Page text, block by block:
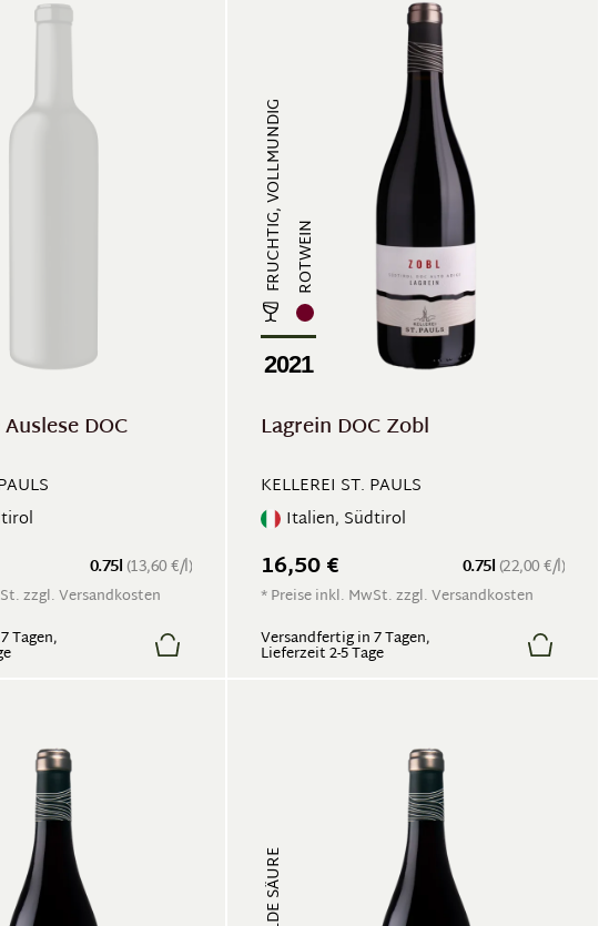
DOC
0.75l (13,60 €/l)
zzgl. Versandkosten
Tagen,
FRUCHTIG, VOLLMUNDIG ROTWEIN
2021
Lagrein DOC Zobl
KELLEREI ST. PAULS
Italien, Südtirol
0.75l (22,00 €/l)
16,50 €
* Preise inkl. MwSt. zzgl. Versandkosten
Versandfertig in 7 Tagen,
Lieferzeit 2-5 Tage